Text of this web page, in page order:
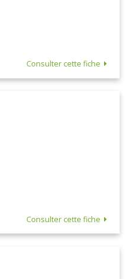
Consulter cette fiche
Consulter cette fiche